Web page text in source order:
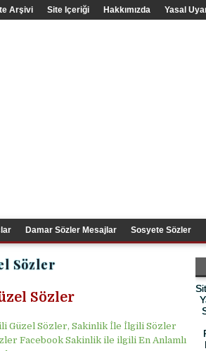
Arşivi Site Içeriği Hakkımızda Yasal
Damar Sözler Mesajlar Sosyete Sözler
Sözler
Sözler
Güzel Sözler, Sakinlik İle İlgili Sözler
Facebook Sakinlik ile ilgili En Anlamlı